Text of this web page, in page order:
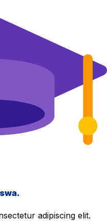
adipiscing elit.